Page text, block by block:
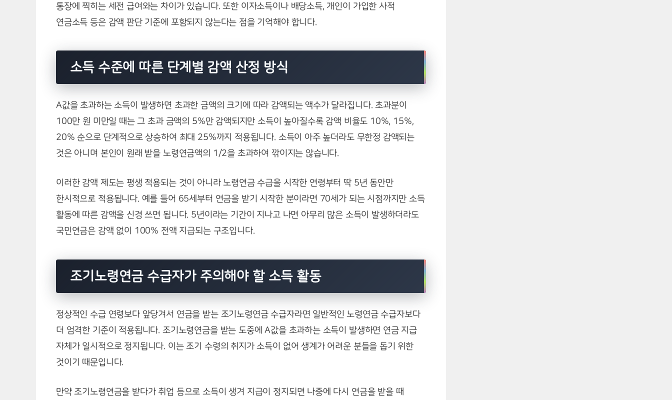
통장에 찍히는 세전 급여와는 차이가 있습니다. 또한 이자소득이나 배당소득, 개인이 가입한 사적
연금소득 등은 감액 판단 기준에 포함되지 않는다는 점을 기억해야 합니다.
소득 수준에 따른 단계별 감액 산정 방식
A값을 초과하는 소득이 발생하면 초과한 금액의 크기에 따라 감액되는 액수가 달라집니다. 초과분이
100만 원 미만일 때는 그 초과 금액의 5%만 감액되지만 소득이 높아질수록 감액 비율도 10%, 15%,
20% 순으로 단계적으로 상승하여 최대 25%까지 적용됩니다. 소득이 아주 높더라도 무한정 감액되는
것은 아니며 본인이 원래 받을 노령연금액의 1/2을 초과하여 깎이지는 않습니다.
이러한 감액 제도는 평생 적용되는 것이 아니라 노령연금 수급을 시작한 연령부터 딱 5년 동안만
한시적으로 적용됩니다. 예를 들어 65세부터 연금을 받기 시작한 분이라면 70세가 되는 시점까지만 소득
활동에 따른 감액을 신경 쓰면 됩니다. 5년이라는 기간이 지나고 나면 아무리 많은 소득이 발생하더라도
국민연금은 감액 없이 100% 전액 지급되는 구조입니다.
조기노령연금 수급자가 주의해야 할 소득 활동
정상적인 수급 연령보다 앞당겨서 연금을 받는 조기노령연금 수급자라면 일반적인 노령연금 수급자보다
더 엄격한 기준이 적용됩니다. 조기노령연금을 받는 도중에 A값을 초과하는 소득이 발생하면 연금 지급
자체가 일시적으로 정지됩니다. 이는 조기 수령의 취지가 소득이 없어 생계가 어려운 분들을 돕기 위한
것이기 때문입니다.
만약 조기노령연금을 받다가 취업 등으로 소득이 생겨 지급이 정지되면 나중에 다시 연금을 받을 때